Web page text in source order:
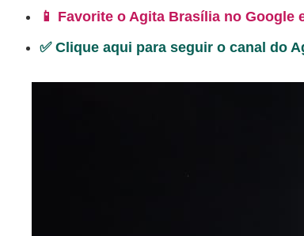
📱 Favorite o Agita Brasília no
✅ Clique aqui para seguir o canal do